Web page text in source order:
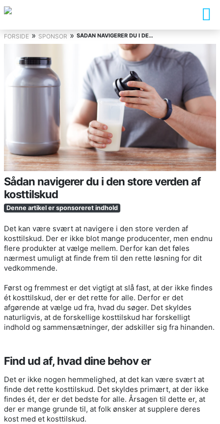
FORSIDE » SPONSOR » SÅDAN NAVIGERER DU I DEN STORE VERDEN AF KOSTTILSKUD
Sådan navigerer du i den store verden af
kosttilskud
Denne artikel er sponsoreret indhold
Det kan være svært at navigere i den store verden af
kosttilskud. Der er ikke blot mange producenter, men endnu
flere produkter at vælge mellem. Derfor kan det føles
nærmest umuligt at finde frem til den rette løsning for dit
vedkommende.
Først og fremmest er det vigtigt at slå fast, at der ikke findes
ét kosttilskud, der er det rette for alle. Derfor er det
afgørende at vælge ud fra, hvad du søger. Det skyldes
naturligvis, at de forskellige kosttilskud har forskelligt
indhold og sammensætninger, der adskiller sig fra hinanden.
Find ud af, hvad dine behov er
Det er ikke nogen hemmelighed, at det kan være svært at
finde det rette kosttilskud. Det skyldes primært, at der ikke
findes ét, der er det bedste for alle. Årsagen til dette er, at
der er mange grunde til, at folk ønsker at supplere deres
kost med et kosttilskud.